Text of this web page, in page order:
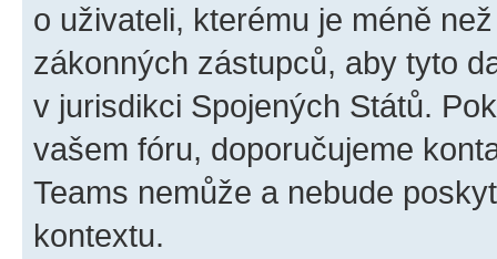
o uživateli, kterému je méně
zákonných zástupců, aby tyto
v jurisdikci Spojených Států.
vašem fóru, doporučujeme
Teams nemůže a nebude
kontextu.